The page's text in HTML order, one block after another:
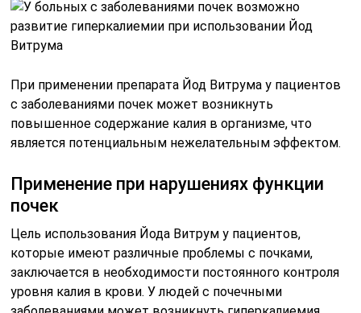
При применении препарата Йод Витрума у пациентов
с заболеваниями почек может возникнуть
повышенное содержание калия в организме, что
является потенциальным нежелательным эффектом.
Применение при нарушениях функции
почек
Цель использования Йода Витрум у пациентов,
которые имеют различные проблемы с почками,
заключается в необходимости постоянного контроля
уровня калия в крови. У людей с почечными